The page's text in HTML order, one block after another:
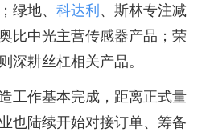
绿地、 科达利 、斯林专注减
比中光主营传感器产品；荣
则深耕丝杠相关产品。
工作基本完成，距离正式量
也陆续开始对接订单、筹备